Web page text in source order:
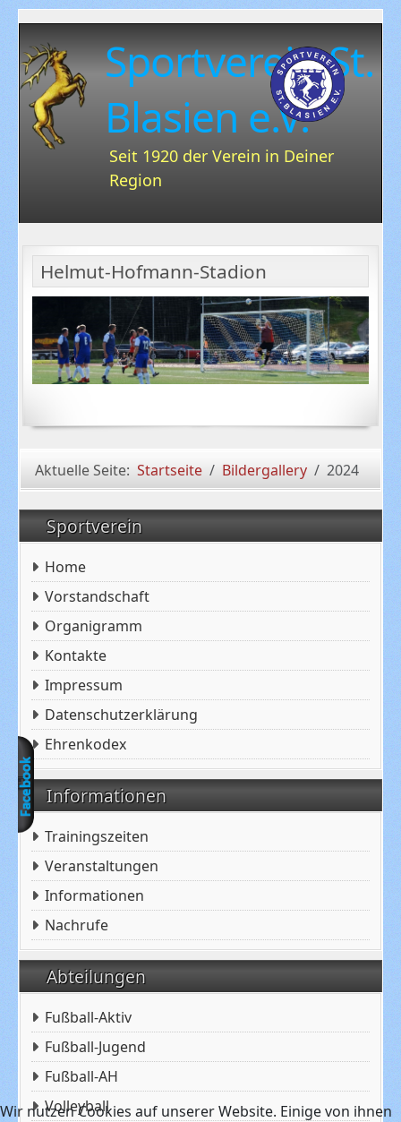
Sportverein St.
Blasien e.V.
Seit 1920 der Verein in Deiner
Region
Helmut-Hofmann-Stadion
Aktuelle Seite: Startseite Bildergallery 2024
Sportverein
Home
Vorstandschaft
Organigramm
Kontakte
Impressum
Datenschutzerklärung
Ehrenkodex
Informationen
Trainingszeiten
Veranstaltungen
Informationen
Nachrufe
Abteilungen
Fußball-Aktiv
Fußball-Jugend
Fußball-AH
Volleyball
Wir nutzen Cookies auf unserer Website. Einige von ihnen